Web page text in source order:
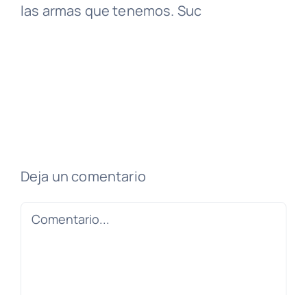
las armas que tenemos. Suc
Deja un comentario
Comentario